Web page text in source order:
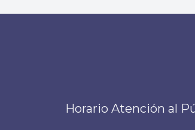
Horario Atención al